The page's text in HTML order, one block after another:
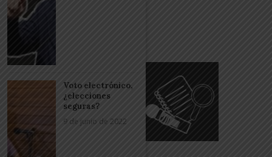
Voto electrónico,
¿elecciones
seguras?
9 de junio de 2022